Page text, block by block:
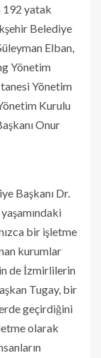
192 yatak
Belediye
Elban,
Yönetim
Yönetim
Kurulu
Onur
Başkanı Dr.
bir işletme
kurumlar
de İzmirlilerin
Tugay, bir
geçirdiğini
olarak